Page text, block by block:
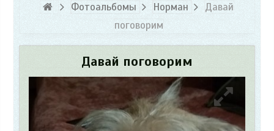
Фотоальбомы Норман
Давай
поговорим
Давай поговорим